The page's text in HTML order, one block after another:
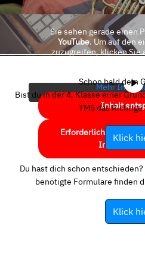
Sie sehen gerade einen
YouTube. Um auf den
zuzugreifen, klicken Sie
Mehr
Inhalt
Erforderlichen
Inhalte
Schon bald dein
Bist du in der 4. Klasse einer
TMS das
Klick
Du hast dich schon
benötigte Formulare finden
Klick